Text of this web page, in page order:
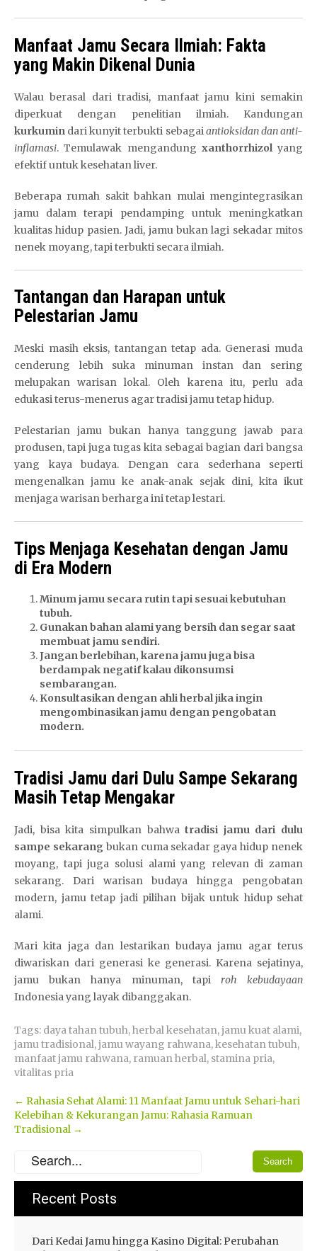
Manfaat Jamu Secara Ilmiah: Fakta
yang Makin Dikenal Dunia
Walau berasal dari tradisi, manfaat jamu kini semakin
diperkuat dengan penelitian ilmiah. Kandungan
kurkumin dari kunyit terbukti sebagaiantioksidan dan anti-
inflamasi. Temulawak mengandung xanthorrhizolyang
efektif untuk kesehatan liver.
Beberapa rumah sakit bahkan mulai mengintegrasikan
jamu dalam terapi pendamping untuk meningkatkan
kualitas hidup pasien. Jadi, jamu bukan lagi sekadar mitos
nenek moyang, tapi terbukti secara ilmiah.
Tantangan dan Harapan untuk
Pelestarian Jamu
Meski masih eksis, tantangan tetap ada. Generasi muda
cenderung lebih suka minuman instan dan sering
melupakan warisan lokal. Oleh karena itu, perlu ada
edukasi terus-menerus agar tradisi jamu tetap hidup.
Pelestarian jamu bukan hanya tanggung jawab para
produsen, tapi juga tugas kita sebagai bagian dari bangsa
yang kaya budaya. Dengan cara sederhana seperti
mengenalkan jamu ke anak-anak sejak dini, kita ikut
menjaga warisan berharga ini tetap lestari.
Tips Menjaga Kesehatan dengan Jamu
di Era Modern
Minum jamu secara rutin tapi sesuai kebutuhan
tubuh.
Gunakan bahan alami yang bersih dan segar saat
membuat jamu sendiri.
Jangan berlebihan, karena jamu juga bisa
berdampak negatif kalau dikonsumsi
sembarangan.
Konsultasikan dengan ahli herbal jika ingin
mengombinasikan jamu dengan pengobatan
modern.
Tradisi Jamu dari Dulu Sampe Sekarang
Masih Tetap Mengakar
Jadi, bisa kita simpulkan bahwatradisi jamu dari dulu
sampe sekarang bukan cuma sekadar gaya hidup nenek
moyang, tapi juga solusi alami yang relevan di zaman
sekarang. Dari warisan budaya hingga pengobatan
modern, jamu tetap jadi pilihan bijak untuk hidup sehat
alami.
Mari kita jaga dan lestarikan budaya jamu agar terus
diwariskan dari generasi ke generasi. Karena sejatinya,
jamu bukan hanya minuman, tapi roh kebudayaan
Indonesia yang layak dibanggakan.
Tags: daya tahan tubuh,herbal kesehatan,jamu kuat alami,
jamu tradisional,jamu wayang rahwana,kesehatan tubuh,
manfaat jamu rahwana, ramuan herbal, stamina pria,
vitalitas pria
Post
navigation
← Rahasia Sehat Alami: 11 Manfaat Jamu untuk Sehari-hari
Kelebihan & Kekurangan Jamu: Rahasia Ramuan
Tradisional →
Recent Posts
Dari Kedai Jamu hingga Kasino Digital: Perubahan